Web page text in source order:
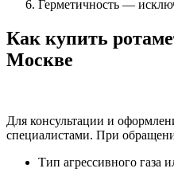
Герметичность —
Как купить
Москве
Для консультации и
специалистами. При
Тип агрессивного газа